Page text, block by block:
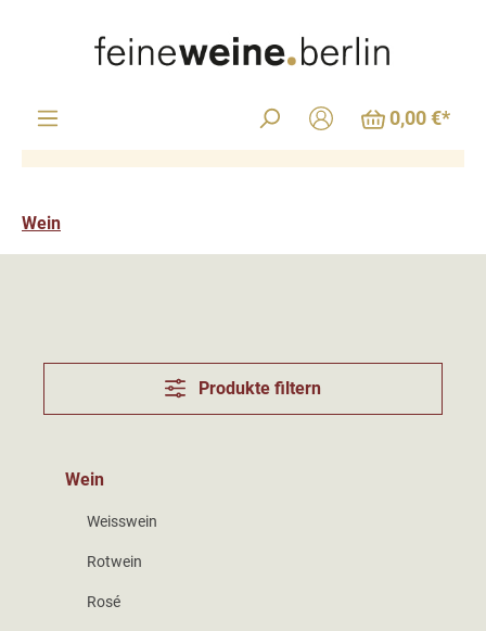
0,00 €*
Wein
Produkte filtern
Wein
Weisswein
Rotwein
Rosé